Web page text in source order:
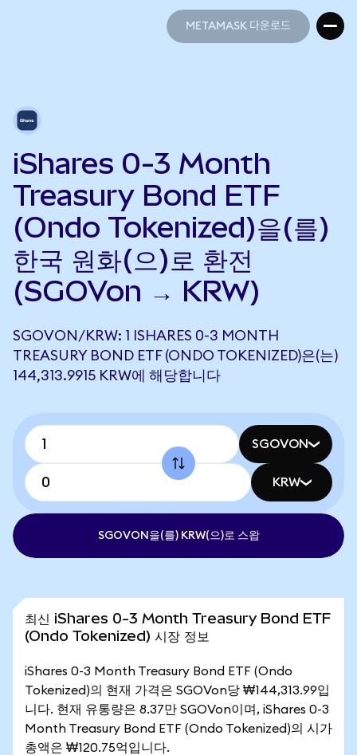
METAMASK 다운로드
iShares 0-3 Month
Treasury Bond ETF
(Ondo Tokenized)을(를)
한국 원화(으)로 환전
(SGOVon → KRW)
SGOVON/KRW: 1 ISHARES 0-3 MONTH
TREASURY BOND ETF (ONDO TOKENIZED)은(는)
144,313.9915 KRW에 해당합니다
SGOVON
KRW
SGOVON을(를) KRW(으)로 스왑
최신 iShares 0-3 Month Treasury Bond ETF
(Ondo Tokenized) 시장 정보
iShares 0-3 Month Treasury Bond ETF (Ondo
Tokenized)의 현재 가격은 SGOVon당 ₩144,313.99입
니다. 현재 유통량은 8.37만 SGOVon이며, iShares 0-3
Month Treasury Bond ETF (Ondo Tokenized)의 시가
총액은 ₩120.75억입니다.